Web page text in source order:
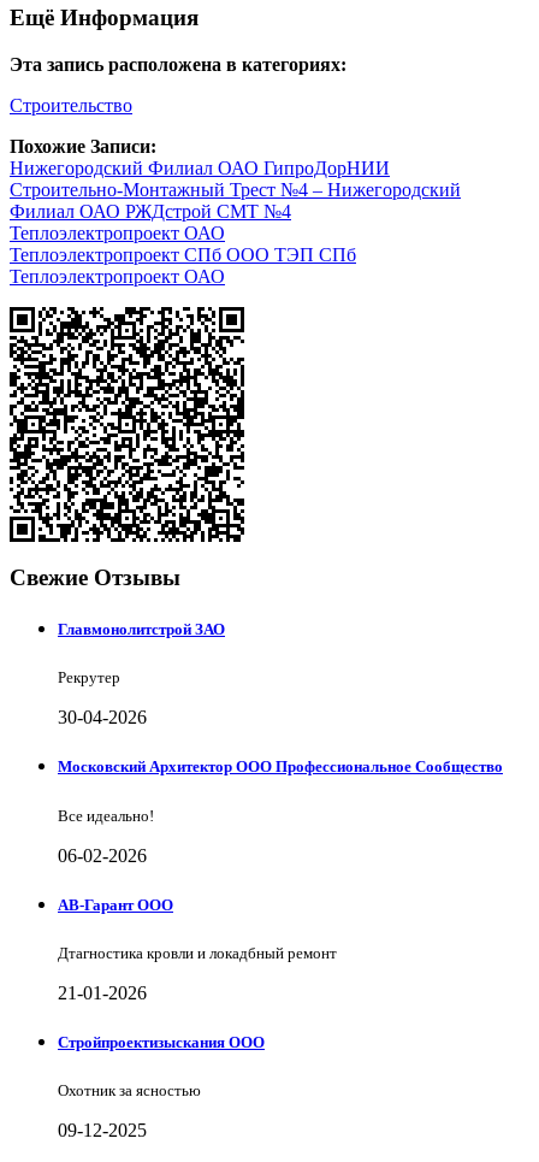
Ещё Информация
Эта запись расположена в категориях:
Строительство
Похожие Записи:
Нижегородский Филиал ОАО ГипроДорНИИ
Строительно-Монтажный Трест №4 – Нижегородский
Филиал ОАО РЖДстрой СМТ №4
Теплоэлектропроект ОАО
Теплоэлектропроект СПб ООО ТЭП СПб
Теплоэлектропроект ОАО
Свежие Отзывы
Главмонолитстрой ЗАО
Рекрутер
30-04-2026
Московский Архитектор ООО Профессиональное Сообщество
Все идеально!
06-02-2026
АВ-Гарант ООО
Дтагностика кровли и локадбный ремонт
21-01-2026
Стройпроектизыскания ООО
Охотник за ясностью
09-12-2025